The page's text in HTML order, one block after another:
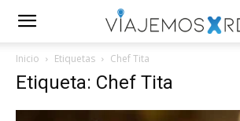
Inicio Etiquetas Chef Tita
Etiqueta: Chef Tita